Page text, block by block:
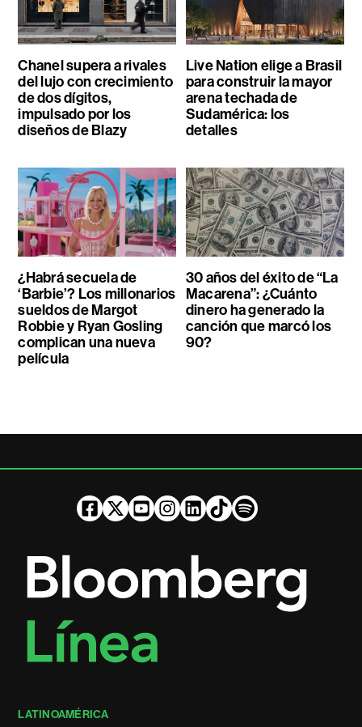
Chanel supera a rivales
del lujo con crecimiento
de dos dígitos,
impulsado por los
diseños de Blazy
Live Nation elige a Brasil
para construir la mayor
arena techada de
Sudamérica: los
detalles
¿Habrá secuela de
‘Barbie’? Los millonarios
sueldos de Margot
Robbie y Ryan Gosling
complican una nueva
película
30 años del éxito de “La
Macarena”: ¿Cuánto
dinero ha generado la
canción que marcó los
90?
LATINOAMÉRICA